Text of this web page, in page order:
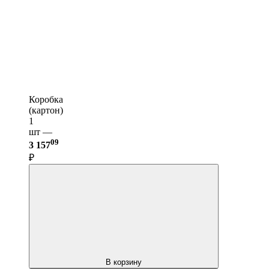
Коробка
(картон)
1
шт —
3 15709
₽
В корзину